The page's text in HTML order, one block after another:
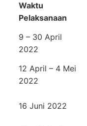
Waktu
Pelaksanaan
9 – 30 April
2022
12 April – 4 Mei
2022
16 Juni 2022